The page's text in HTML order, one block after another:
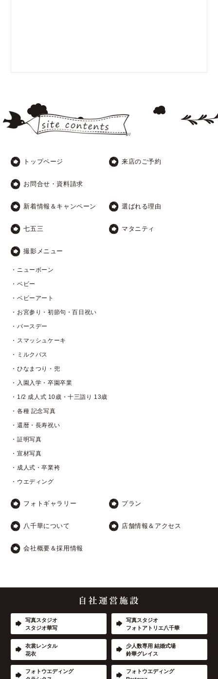
トップページ 来店のご予約
お問合せ・資料請求
新着情報＆キャンペーン 選ばれる理由
七五三 マタニティ
撮影メニュー
・ニューボーン
・ベビー
・ベビーアート
・お宮参り・初節句・百日祝い
・バースデー
・スマッシュケーキ
・ミルクバス
・ひなまつり・兜
・入園入学・卒園卒業
・1/2 成人式 10歳・十三詣り 13歳
・各種 記念写真
・還暦・長寿祝い
・証明写真
・宣材写真
・成人式・卒業袴
・ウエディング
フォトギャラリー プラン
八千華について 店舗情報＆アクセス
会社概要＆採用情報
写真スタジオ
スタジオ華写
写真スタジオ
フォトアトリエ八千華
衣裳レンタル
花衣
少人数専用 結婚式場
鈴華グレイス
フォトウエディング
フォトウエディング